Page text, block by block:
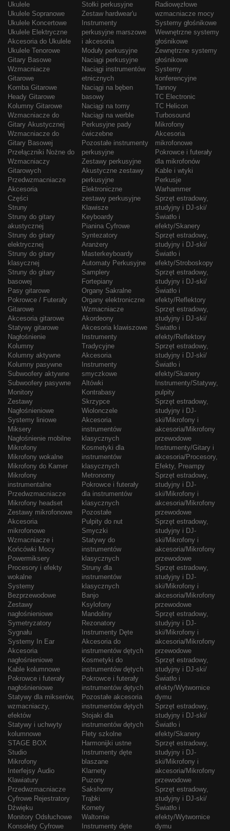
Ukulele
Ukulele Sopranowe
Ukulele Koncertowe
Ukulele Elektryczne
Akcesoria do Ukulele
Ukulele Tenorowe
Gitary Basowe
Wzmacniacze
Gitarowe
Komba Gitarowe
Heady Gitarowe
Kolumny Gitarowe
Wzmacniacze do
Gitary Akustycznej
Wzmacniacze do
Gitary Basowej
Przełączniki Nożne do
Wzmacniaczy
Gitarowych
Przedwzmacniacze
Akcesoria
Części
Struny
Struny do gitary
akustycznej
Struny do gitary
elektrycznej
Struny do gitary
klasycznej
Struny do gitary
basowej
Pasy gitarowe
Pokrowce / Futerały
Gitarowe
Akcesoria gitarowe
Statywy gitarowe
Nagłośnienie
Kolumny
Kolumny aktywne
Kolumny pasywne
Subwoofery aktywne
Subwoofery pasywne
Monitory
Zestawy
Nagłośnieniowe
Systemy liniowe
Miksery
Nagłośnienie mobilne
Mikrofony
Mikrofony wokalne
Mikrofony do Kamer
Mikrofony
instrumentalne
Przedwzmacniacze
Mikrofony headset
Zestawy mikrofonowe
Akcesoria
mikrofonowe
Wzmacniacze i
Końcówki Mocy
Powermiksery
Procesory i efekty
wokalne
Systemy
Bezprzewodowe
Zestawy
nagłośnieniowe
Symetryzatory
Sygnału
Systemy In Ear
Akcesoria
nagłośnieniowe
Kable kolumnowe
Pokrowce i futerały
nagłośnieniowe
Statywy dla mikserów,
wzmacniaczy,
efektów
Statywy i uchwyty
kolumnowe
STAGE BOX
Studio
Mikrofony
Interfejsy Audio
Klawiatury
Przedwzmacniacze
Cyfrowe Rejestratory
Dźwięku
Monitory Odsłuchowe
Konsolety Cyfrowe
Stołki perkusyjne
Zestaw hardwear'u
Instrumenty
perkusyjne marszowe
i akcesoria
Moduły perkusyjne
Naciągi perkusyjne
Naciągi instrumentów
etnicznych
Naciągi na bęben
basowy
Naciągi na tomy
Naciągi na werble
Perkusyjne pady
ćwiczebne
Pozostałe instrumenty
perkusyjne
Zestawy perkusyjne
Akustyczne zestawy
perkusyjne
Elektroniczne
zestawy perkusyjne
Klawisze
Keyboardy
Pianina Cyfrowe
Syntezatory
Aranżery
Masterkeyboardy
Automaty Perkusyjne
Samplery
Fortepiany
Organy Sakralne
Organy elektroniczne
Wzmacniacze
Akordeony
Akcesoria klawiszowe
Instrumenty
Tradycyjne
Akcesoria
Instrumenty
smyczkowe
Altówki
Kontrabasy
Skrzypce
Wiolonczele
Akcesoria
instrumentów
klasycznych
Kosmetyki dla
instrumentów
klasycznych
Metronomy
Pokrowce i futerały
dla instrumentów
klasycznych
Pozostałe
Pulpity do nut
Smyczki
Statywy do
instrumentów
klasycznych
Struny dla
instrumentów
klasycznych
Banjo
Ksylofony
Mandoliny
Rezonatory
Instrumenty Dęte
Akcesoria do
instrumentów dętych
Kosmetyki do
instrumentów dętych
Pokrowce i futerały
instrumentów dętych
Pozostałe akcesoria
instrumentów dętych
Stojaki dla
instrumentów dętych
Flety szkolne
Harmonijki ustne
Instrumenty dęte
blaszane
Klarnety
Puzony
Sakshorny
Trąbki
Kornety
Waltornie
Instrumenty dęte
Radiowęzłowe
wzmacniacze mocy
Systemy głośnikowe
Wewnętrzne systemy
głośnikowe
Zewnętrzne systemy
głośnikowe
Systemy
konferencyjne
Tannoy
TC Electronic
TC Helicon
Turbosound
Mikrofony
Akcesoria
mikrofonowe
Pokrowce i futerały
dla mikrofonów
Kable i wtyki
Perkusje
Warhammer
Sprzęt estradowy,
studyjny i DJ-ski/
Światło i
efekty/Skanery
Sprzęt estradowy,
studyjny i DJ-ski/
Światło i
efekty/Stroboskopy
Sprzęt estradowy,
studyjny i DJ-ski/
Światło i
efekty/Reflektory
Sprzęt estradowy,
studyjny i DJ-ski/
Światło i
efekty/Reflektory
Sprzęt estradowy,
studyjny i DJ-ski/
Światło i
efekty/Skanery
Instrumenty/Statywy,
pulpity
Sprzęt estradowy,
studyjny i DJ-
ski/Mikrofony i
akcesoria/Mikrofony
przewodowe
Instrumenty/Gitary i
akcesoria/Procesory,
Efekty, Preampy
Sprzęt estradowy,
studyjny i DJ-
ski/Mikrofony i
akcesoria/Mikrofony
przewodowe
Sprzęt estradowy,
studyjny i DJ-
ski/Mikrofony i
akcesoria/Mikrofony
przewodowe
Sprzęt estradowy,
studyjny i DJ-
ski/Mikrofony i
akcesoria/Mikrofony
przewodowe
Sprzęt estradowy,
studyjny i DJ-
ski/Mikrofony i
akcesoria/Mikrofony
przewodowe
Sprzęt estradowy,
studyjny i DJ-ski/
Światło i
efekty/Wytwornice
dymu
Sprzęt estradowy,
studyjny i DJ-ski/
Światło i
efekty/Skanery
Sprzęt estradowy,
studyjny i DJ-
ski/Mikrofony i
akcesoria/Mikrofony
przewodowe
Sprzęt estradowy,
studyjny i DJ-ski/
Światło i
efekty/Wytwornice
dymu